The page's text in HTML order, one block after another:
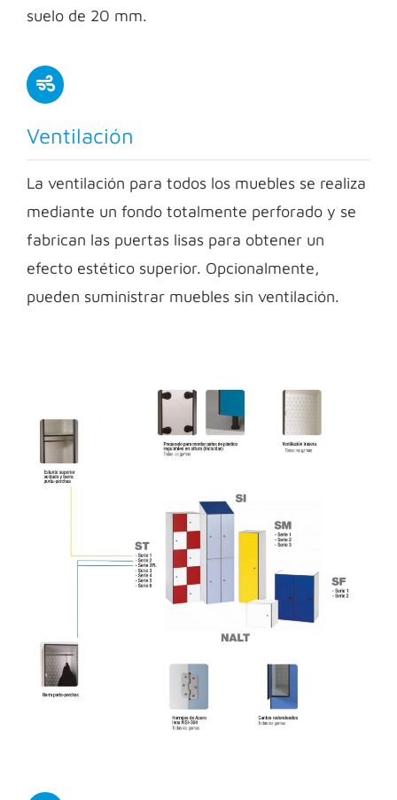
suelo de 20 mm.
Ventilación
La ventilación para todos los muebles se realiza
mediante un fondo totalmente perforado y se
fabrican las puertas lisas para obtener un
efecto estético superior. Opcionalmente,
pueden suministrar muebles sin ventilación.